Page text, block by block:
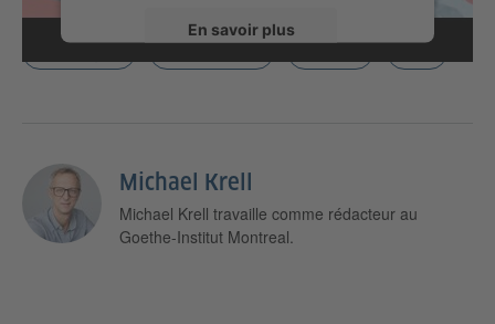
En savoir plus
Allemagne Mode de vie Médias Pop
Michael Krell
Michael Krell travaille comme rédacteur au
Goethe-Institut Montreal.